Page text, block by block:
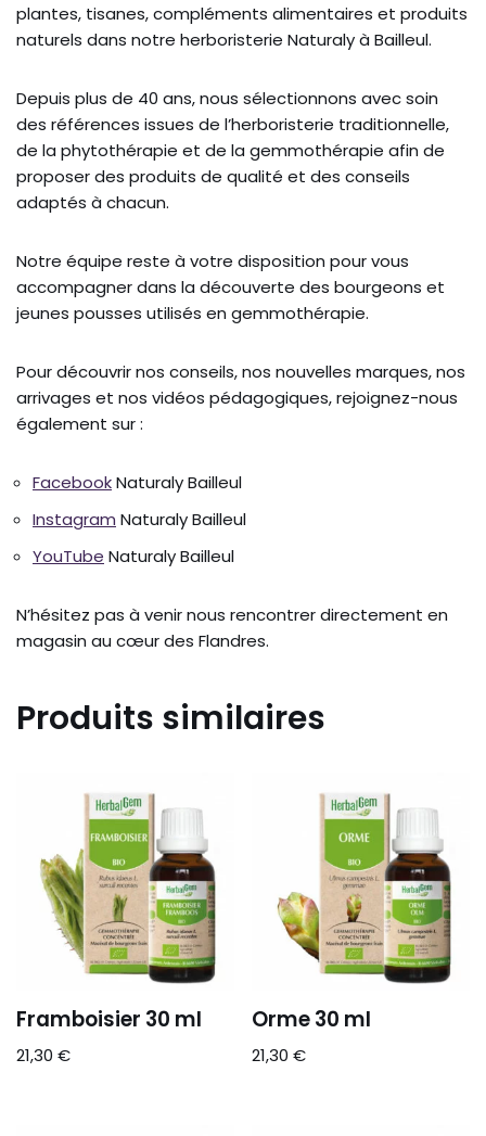
plantes, tisanes, compléments alimentaires et produits
naturels dans notre herboristerie Naturaly à Bailleul.
Depuis plus de 40 ans, nous sélectionnons avec soin
des références issues de l’herboristerie traditionnelle,
de la phytothérapie et de la gemmothérapie afin de
proposer des produits de qualité et des conseils
adaptés à chacun.
Notre équipe reste à votre disposition pour vous
accompagner dans la découverte des bourgeons et
jeunes pousses utilisés en gemmothérapie.
Pour découvrir nos conseils, nos nouvelles marques, nos
arrivages et nos vidéos pédagogiques, rejoignez-nous
également sur :
FacebookNaturaly Bailleul
Instagram Naturaly Bailleul
YouTube Naturaly Bailleul
N’hésitez pas à venir nous rencontrer directement en
magasin au cœur des Flandres.
Produits similaires
Framboisier 30 ml
21,30 €
Orme 30 ml
21,30€